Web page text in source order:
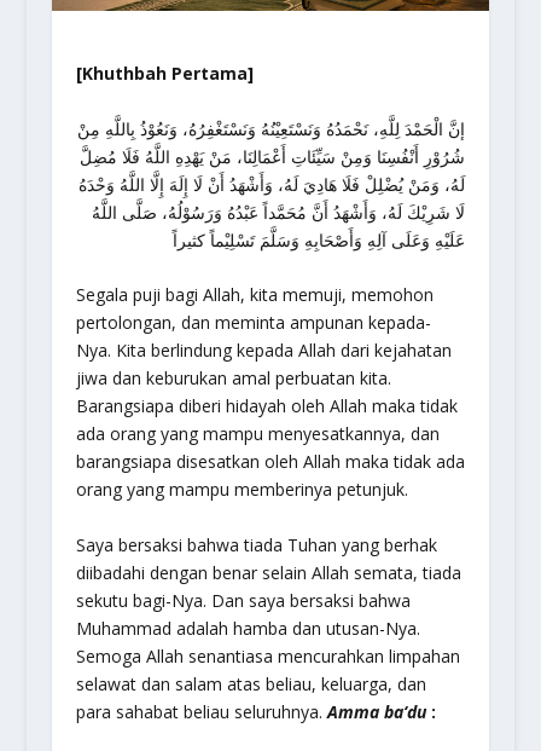
[Khuthbah Pertama]
إنَّ الْحَمْدَ لِلَّهِ، نَحْمَدُهُ وَنَسْتَعِيْنُهُ وَنَسْتَغْفِرُهُ، وَنَعُوْذُ بِاللَّهِ مِنْ
شُرُوْرِ أَنْفُسِنَا وَمِنْ سَيِّئَاتِ أَعْمَالِنَا، مَنْ يَهْدِهِ اللَّهُ فَلَا مُضِلَّ
لَهُ، وَمَنْ يُضْلِلْ فَلَا هَادِيَ لَهُ، وَأَشْهَدُ أَنْ لَا إِلَهَ إِلَّا اللَّهُ وَحْدَهُ
لَا شَرِيْكَ لَهُ، وَأَشْهَدُ أَنَّ مُحَمَّداً عَبْدُهُ وَرَسُوْلُهُ، صَلَّى اللَّهُ
عَلَيْهِ وَعَلَى آلِهِ وَأَصْحَابِهِ وَسَلَّمَ تَسْلِيْماً كثيراً
Segala puji bagi Allah, kita memuji, memohon
pertolongan, dan meminta ampunan kepada-
Nya. Kita berlindung kepada Allah dari kejahatan
jiwa dan keburukan amal perbuatan kita.
Barangsiapa diberi hidayah oleh Allah maka tidak
ada orang yang mampu menyesatkannya, dan
barangsiapa disesatkan oleh Allah maka tidak ada
orang yang mampu memberinya petunjuk.
Saya bersaksi bahwa tiada Tuhan yang berhak
diibadahi dengan benar selain Allah semata, tiada
sekutu bagi-Nya. Dan saya bersaksi bahwa
Muhammad adalah hamba dan utusan-Nya.
Semoga Allah senantiasa mencurahkan limpahan
selawat dan salam atas beliau, keluarga, dan
para sahabat beliau seluruhnya. Amma ba‘du :